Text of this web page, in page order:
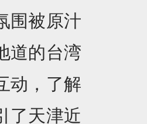
围被原汁
道的台湾
动，了解
了天津近